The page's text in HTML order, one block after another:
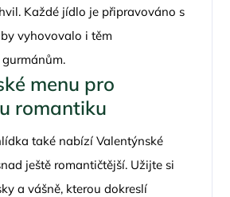
Každé jídlo je připravováno s
vyhovovalo i těm
menu pro
romantiku
také nabízí Valentýnské
ještě romantičtější. Užijte si
a vášně, kterou dokreslí